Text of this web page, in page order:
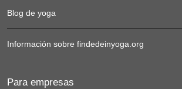
Blog de yoga
Información sobre findedeinyoga.org
Para empresas